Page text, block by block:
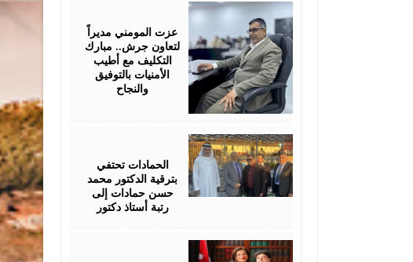
عزت المومني مديراً
لتعاون جرش.. مبارك
التكليف مع أطيب
الأمنيات بالتوفيق
والنجاح
2026
الحمادات تحتفي
بترقية الدكتور محمد
حسن حمادات إلى
رتبة أستاذ دكتور